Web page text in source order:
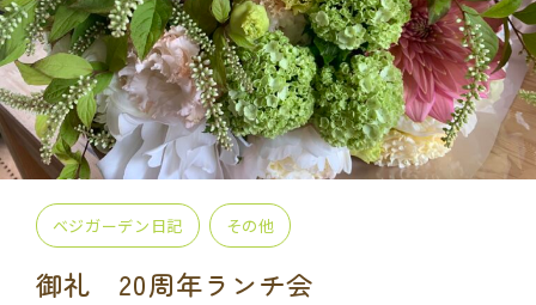
講座案内
基本講座 中級講座
上級講座
養成講座
おさらい会
プライベート講座
出張講座
コラボ・イベント
当日の流れ
ベジガーデン日記 その他
御礼 20周年ランチ会